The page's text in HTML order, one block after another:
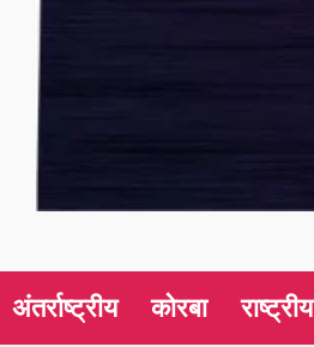
अंतर्राष्ट्रीय कोरबा राष्ट्रीय